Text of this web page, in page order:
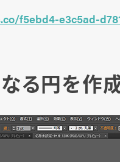
f5ebd4-e3c5ad-
る円を作